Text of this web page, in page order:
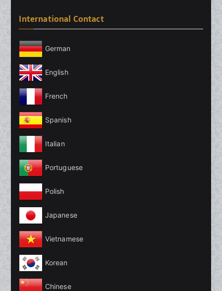
International Contact
German
English
French
Spanish
Italian
Portuguese
Polish
Japanese
Vietnamese
Korean
Chinese